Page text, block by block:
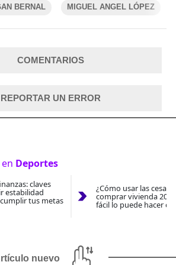
BERNAL MIGUEL ANGEL LÓPEZ
COMENTARIOS
REPORTAR UN ERROR
Deportes
claves
estabilidad
tus metas
¿Cómo usar las
comprar vivienda
fácil lo puede hacer
nuevo